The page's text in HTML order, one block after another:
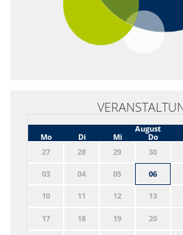
August
Mo
Di Mi Do
27
28 29 30
03 04 05 06
10 11 12 13
17 18 19 20